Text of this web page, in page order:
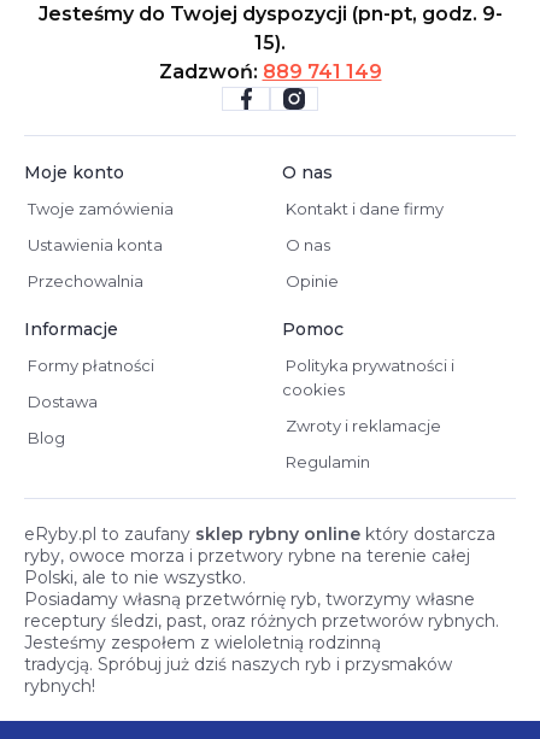
Jesteśmy do Twojej dyspozycji (pn-pt, godz. 9-
15).
Zadzwoń: 889 741 149
Moje konto
Twoje zamówienia
Ustawienia konta
Przechowalnia
O nas
Kontakt i dane firmy
O nas
Opinie
Informacje
Formy płatności
Dostawa
Blog
Pomoc
Polityka prywatności i
cookies
Zwroty i reklamacje
Regulamin
eRyby.pl to zaufany sklep rybny online który dostarcza
ryby, owoce morza i przetwory rybne na terenie całej
Polski, ale to nie wszystko.
Posiadamy własną przetwórnię ryb, tworzymy własne
receptury śledzi, past, oraz różnych przetworów rybnych.
Jesteśmy zespołem z wieloletnią rodzinną
tradycją. Spróbuj już dziś naszych ryb i przysmaków
rybnych!